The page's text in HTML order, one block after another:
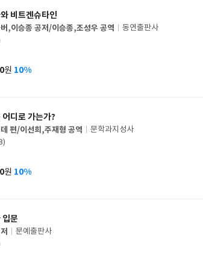
비트겐슈타인
,이승종 공저/이승종,조성우 공역
동연출판사
원 10%
어디로 가는가?
편/이선희,주재형 공역
문학과지성사
원 10%
입문
문예출판사